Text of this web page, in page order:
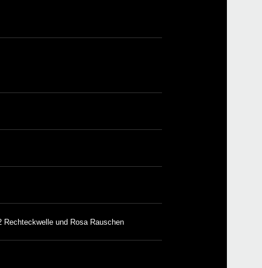
Rechteckwelle und Rosa Rauschen